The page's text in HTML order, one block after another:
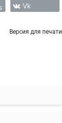
Vk
Версия для печати